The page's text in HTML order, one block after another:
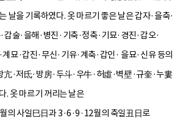
날을 기록하였다. 옷 마르기 좋은 날은 갑자·을축·
갑술·을해·병진·기축·정축·기묘·경진·갑오·
묘·갑진·무신·기유·계축·갑인· 을묘·신유 등의
亢·저氐·방房·두斗·우牛·허虛·벽壁·규奎·누婁
. 옷 마르기 꺼리는 날은
의 사일巳日과 3·6·9·12월의 축일丑日로